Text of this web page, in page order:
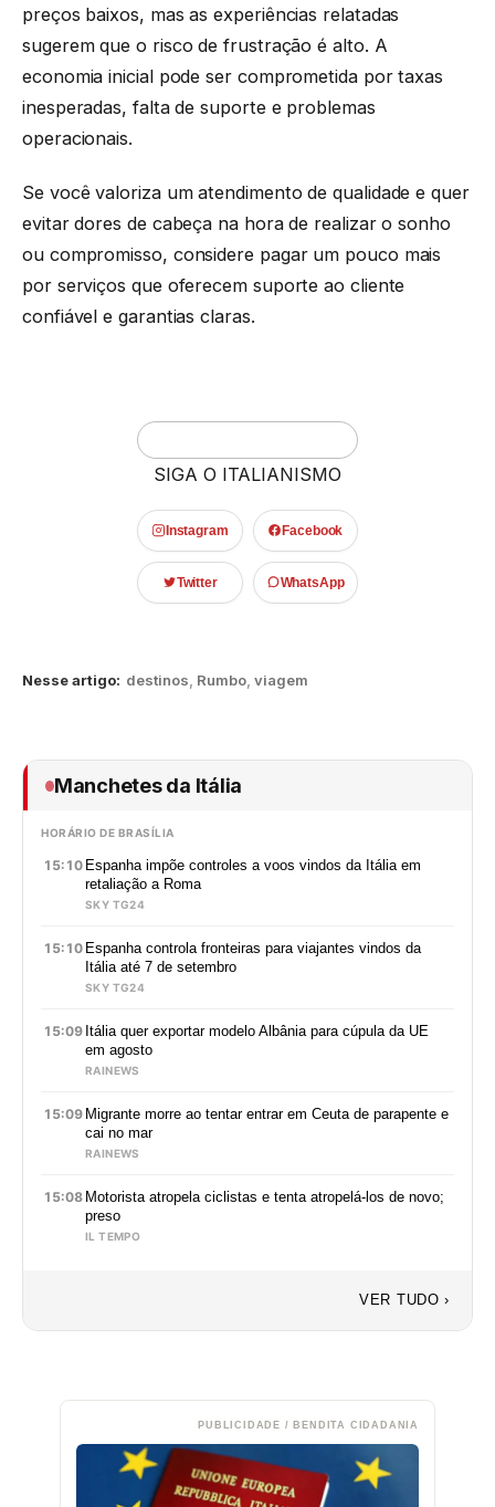
preços baixos, mas as experiências relatadas
sugerem que o risco de frustração é alto. A
economia inicial pode ser comprometida por taxas
inesperadas, falta de suporte e problemas
operacionais.
Se você valoriza um atendimento de qualidade e quer
evitar dores de cabeça na hora de realizar o sonho
ou compromisso, considere pagar um pouco mais
por serviços que oferecem suporte ao cliente
confiável e garantias claras.
SIGA O ITALIANISMO
Instagram Facebook
Twitter WhatsApp
Nesse artigo: destinos Rumbo viagem
Manchetes da Itália
HORÁRIO DE BRASÍLIA
15:10 Espanha impõe controles a voos vindos da Itália em
retaliação a Roma
SKY TG24
15:10 Espanha controla fronteiras para viajantes vindos da
Itália até 7 de setembro
SKY TG24
15:09 Itália quer exportar modelo Albânia para cúpula da UE
em agosto
RAINEWS
15:09 Migrante morre ao tentar entrar em Ceuta de parapente e
cai no mar
RAINEWS
15:08 Motorista atropela ciclistas e tenta atropelá-los de novo;
preso
IL TEMPO
VER TUDO ›
PUBLICIDADE / BENDITA CIDADANIA